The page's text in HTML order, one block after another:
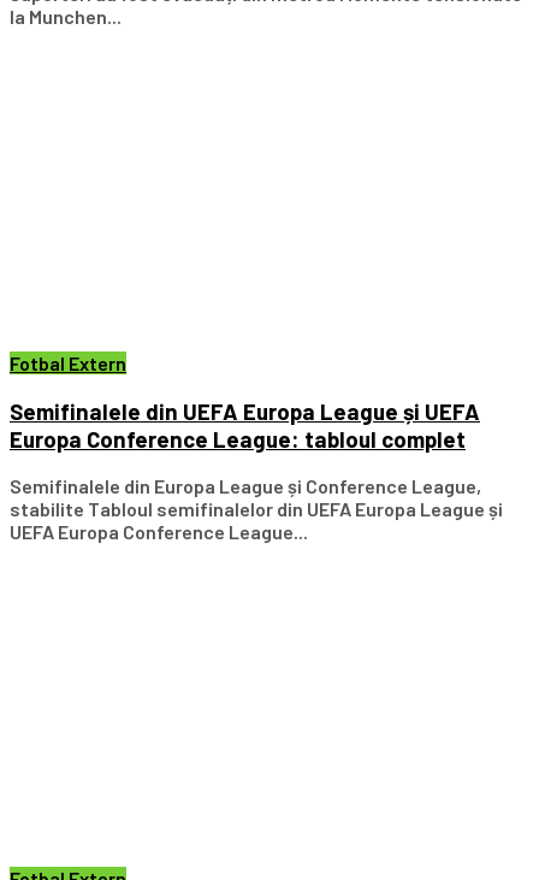
la Munchen...
Fotbal Extern
Semifinalele din UEFA Europa League și UEFA
Europa Conference League: tabloul complet
Semifinalele din Europa League și Conference League,
stabilite Tabloul semifinalelor din UEFA Europa League și
UEFA Europa Conference League...